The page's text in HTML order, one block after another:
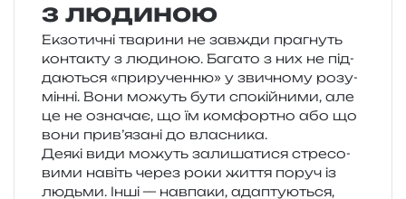
з людиною
Екзотичні тва­ри­ни не зав­жди пра­гнуть
кон­та­кту з люди­ною. Багато з них не під­
да­ю­ться «при­ру­чен­ню» у зви­чно­му розу­
мін­ні. Вони можуть бути спо­кій­ни­ми, але
це не озна­чає, що їм ком­фор­тно або що
вони прив’язані до власника.
Деякі види можуть зали­ша­ти­ся стре­со­
ви­ми навіть через роки життя поруч із
людьми. Інші — нав­па­ки, ада­пту­ю­ться,